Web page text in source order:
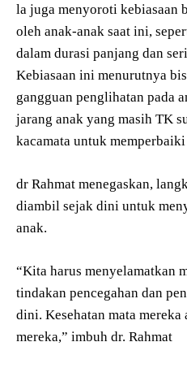
la juga menyoroti kebiasaan
oleh anak-anak saat ini,
dalam durasi panjang dan
Kebiasaan ini menurutnya
gangguan penglihatan pada
jarang anak yang masih TK
kacamata untuk
dr Rahmat menegaskan,
diambil sejak dini untuk
anak.
“Kita harus menyelamatkan
tindakan pencegahan dan
dini. Kesehatan mata mereka
mereka,” imbuh dr. Rahmat